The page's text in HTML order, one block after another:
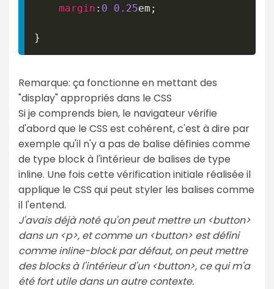
margin : 0 0.25em ;
}
Remarque: ça fonctionne en mettant des
"display" appropriés dans le CSS
Si je comprends bien, le navigateur vérifie
d'abord que le CSS est cohérent, c'est à dire par
exemple qu'il n'y a pas de balise définies comme
de type block à l'intérieur de balises de type
inline. Une fois cette vérification initiale réalisée il
applique le CSS qui peut styler les balises comme
il l'entend.
J'avais déjà noté qu'on peut mettre un <button>
dans un <p>, et comme un <button> est défini
comme inline-block par défaut, on peut mettre
des blocks à l'intérieur d'un <button>, ce qui m'a
été fort utile dans un autre contexte.